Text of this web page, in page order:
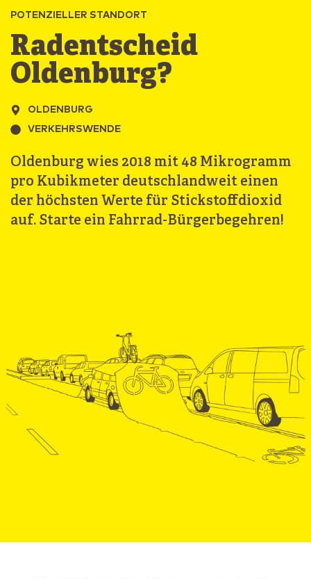
POTENZIELLER STANDORT
Radentscheid
Oldenburg?
OLDENBURG
VERKEHRSWENDE
Oldenburg wies 2018 mit 48 Mikrogramm
pro Kubikmeter deutschlandweit einen
der höchsten Werte für Stickstoffdioxid
auf. Starte ein Fahrrad-Bürgerbegehren!